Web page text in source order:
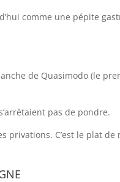
comme une pépite
de Quasimodo (le
pas de pondre.
privations. C’est le plat de